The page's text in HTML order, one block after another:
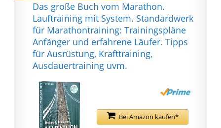
Das große Buch vom Marathon.
Lauftraining mit System. Standardwerk
für Marathontraining: Trainingspläne
Anfänger und erfahrene Läufer. Tipps
für Ausrüstung, Krafttraining,
Ausdauertraining uvm.
Bei Amazon kaufen*